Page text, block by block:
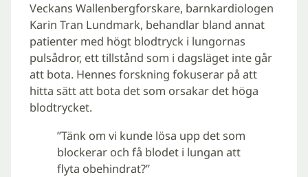
Veckans Wallenbergforskare, barnkardiologen
Karin Tran Lundmark, behandlar bland annat
patienter med högt blodtryck i lungornas
pulsådror, ett tillstånd som i dagsläget inte går
att bota. Hennes forskning fokuserar på att
hitta sätt att bota det som orsakar det höga
blodtrycket.
”Tänk om vi kunde lösa upp det som
blockerar och få blodet i lungan att
flyta obehindrat?”